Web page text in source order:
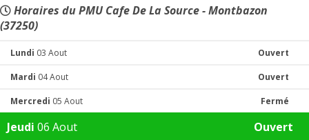
Horaires du PMU Cafe De La Source - Montbazon
(37250)
Lundi 03 Aout Ouvert
Mardi 04 Aout Ouvert
Mercredi 05 Aout Fermé
Jeudi 06 Aout Ouvert